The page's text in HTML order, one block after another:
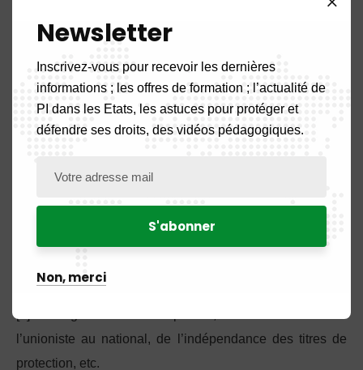
judiciaire.
Cette obligation générale est assortie de règles
spécifiques sur :
les procédures et mesures correctives civiles et
[1] Acronyme de l’Organisation Mondiale de la Propriété
Intellectuelle dont le siège est à Genève en Suisse.
l’unioniste au national, de l’indépendance des titres de
protection, etc.
Newsletter
Inscrivez-vous pour recevoir les dernières
informations ; les offres de formation ; l’actualité de
PI dans les Etats, les astuces pour protéger et
défendre ses droits, des vidéos pédagogiques.
Non, merci